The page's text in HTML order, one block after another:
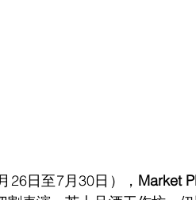
26日至7月30日）， Market